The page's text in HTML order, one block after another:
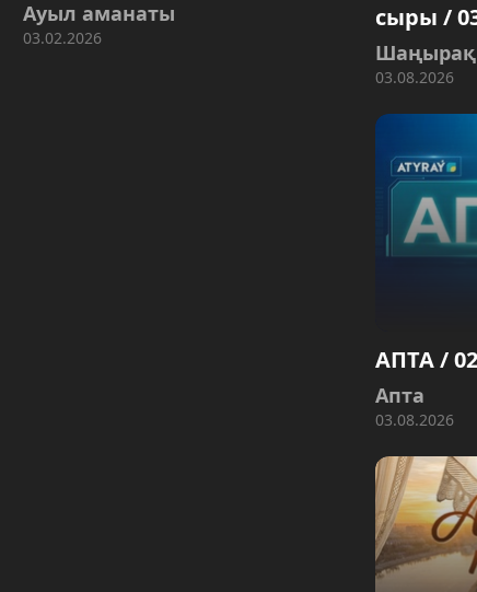
Ауыл аманаты
03.02.2026
сыры /
03.08.2026
АПТА /
Апта
03.08.2026